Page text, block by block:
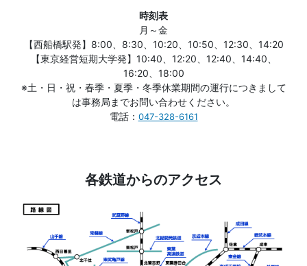
時刻表
月～金
【西船橋駅発】8:00、8:30、10:20、10:50、12:30、14:20
【東京経営短期大学発】10:40、12:20、12:40、14:40、
16:20、18:00
※土・日・祝・春季・夏季・冬季休業期間の運行につきまして
は事務局までお問い合わせください。
電話： 047-328-6161
各鉄道からのアクセス